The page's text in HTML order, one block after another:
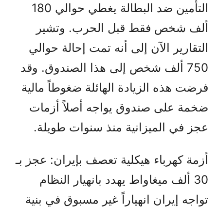
التأمين ضد البطالة يغطي حوالي 180
ألف شخص فقط قبل الحرب. وتشير
التقارير الآن إلى أنه تمت إحالة حوالي
750 ألف شخص إلى هذا الصندوق. وقد
فرضت هذه الزيادة الهائلة ضغوطاً مالية
ضخمة على صندوق يواجه أصلاً أزمات
عجز في الميزانية منذ سنوات طويلة.
أزمة كهرباء هيكلية تعصف بإيران: عجز بـ
30 ألف ميغاواط يهدد بانهيار النظام
تواجه إيران انهياراً غير مسبوق في بنية